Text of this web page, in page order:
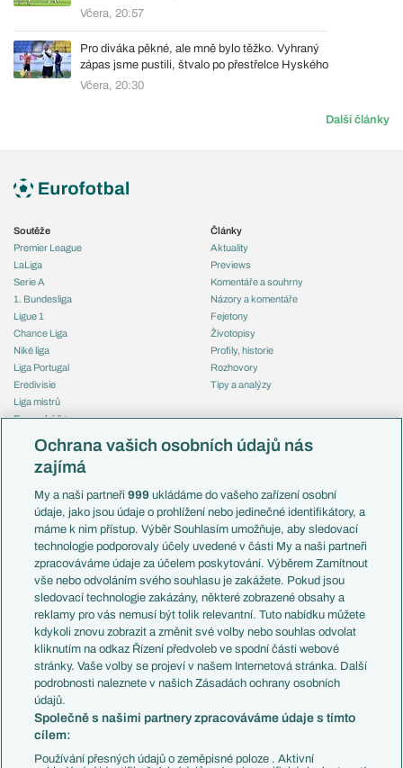
Včera, 20:57
Pro diváka pěkné, ale mně bylo těžko. Vyhraný
zápas jsme pustili, štvalo po přestřelce Hyského
Včera, 20:30
Další články
Soutěže
Premier League
LaLiga
Serie A
1. Bundesliga
Ligue 1
Chance Liga
Niké liga
Liga Portugal
Eredivisie
Liga mistrů
Evropská liga
Mistrovství světa
Liga národů
Témata
Představení týmů MS
EuroSkauting
PL v kostce
Evropské koeficienty
Přestupy
Přestupové spekulace
Zranění
Kluby
Arsenal FC
Chelsea FC
Manchester United
AC Milán
Juventus FC
Články
Aktuality
Previews
Komentáře a souhrny
Názory a komentáře
Fejetony
Životopisy
Profily, historie
Rozhovory
Tipy a analýzy
Česko
Francie
Itálie
Německo
Španělsko
Argentina
Brazílie
Přestupy
Zápasy
Livescore
Tipovací soutěž
Ochrana vašich osobních údajů nás
zajímá
My a naši partneři999 ukládáme do vašeho zařízení osobní
údaje, jako jsou údaje o prohlížení nebo jedinečné identifikátory, a
máme k nim přístup. Výběr Souhlasím umožňuje, aby sledovací
technologie podporovaly účely uvedené v části My a naši partneři
zpracováváme údaje za účelem poskytování. Výběrem Zamítnout
vše nebo odvoláním svého souhlasu je zakážete. Pokud jsou
sledovací technologie zakázány, některé zobrazené obsahy a
reklamy pro vás nemusí být tolik relevantní. Tuto nabídku můžete
kdykoli znovu zobrazit a změnit své volby nebo souhlas odvolat
kliknutím na odkaz Řízení předvoleb ve spodní části webové
stránky. Vaše volby se projeví v našem Internetová stránka. Další
podrobnosti naleznete v našich Zásadách ochrany osobních
údajů.
Společně s našimi partnery zpracováváme údaje s tímto
cílem:
Používání přesných údajů o zeměpisné poloze . Aktivní